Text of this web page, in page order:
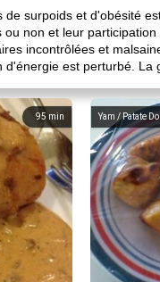
de surpoids et d'obésité
ou non et leur
incontrôlées et
d'énergie est perturbé. La
95min Yam / Patate